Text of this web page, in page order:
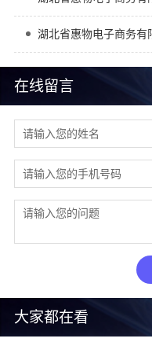
大家都在看
在线留言